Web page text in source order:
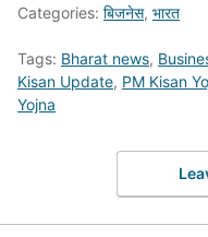
Categories: बिजनेस, भारत
Tags: Bharat news,
Kisan Update, PM Kisan
Yojna